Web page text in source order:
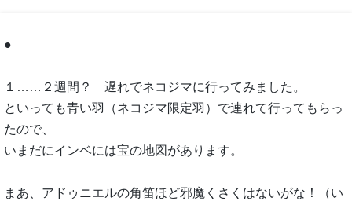
●
１……２週間？ 遅れでネコジマに行ってみました。
といっても青い羽（ネコジマ限定羽）で連れて行ってもらっ
たので、
いまだにインベには宝の地図があります。
まあ、アドゥニエルの角笛ほど邪魔くさくはないがな！（い